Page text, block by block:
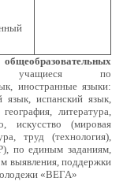
учащиеся
по
иностранные языки:
язык, испанский язык,
литература,
искусство (мировая
труд (технология),
по единым заданиям,
выявления, поддержки
«ВЕГА»